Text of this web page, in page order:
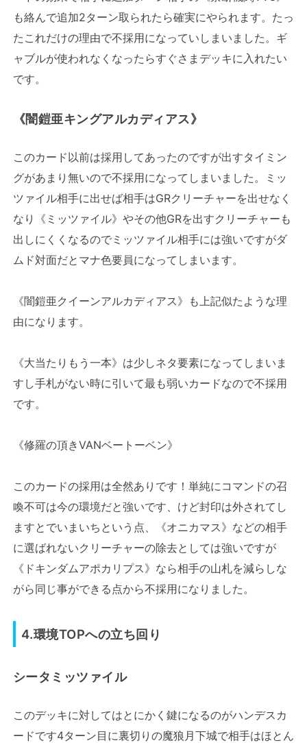
も絡んで追加2ターン取られたら確実にやられます。たっ
たこれだけの理由で不採用になっていしまいました。ギ
ャブルが使われなくなったらすぐさまデッキに入れたい
です。
《闇鎧亜キングアルカディアス》
このカード以前は採用してあったのですが出すタイミン
グがあまり無いので不採用になってしまいました。ミッ
ツァイル相手に出せば相手はGRクリーチャーを出せなく
なり《ミッツァイル》やその他GRを出すクリーチャーも
出しにくくなるのでミッツァイル相手には強いですがダ
ムド対面だとマナ色要員になってしまいます。
《闇鎧亜クイーンアルカディアス》も上記似たような理
由になります。
《大当たりもう一本》は少しネタ要素になってしまいま
すし手札がない時に引いて最も弱いカードなので不採用
です。
《修羅の頂きVANベートーベン》
このカードの採用は全然ありです！単純にコマンドの召
喚不可は今の環境だと強いです、けど封印は外されてし
ますとでいまいちという点、《オニカマス》などの相手
に選ばれないクリーチャーの除去としては強いですが
《ドキンダムアポカリプス》なら相手の山札を減らしな
がら同じ事ができる点から不採用になりました。
4.環境TOPへの立ち回り
シータミッツァイル
このデッキに対してはとにかく鍵になるのがハンデスカ
ードです4ターン目に裏切りの魔狼月下城で相手はほとん